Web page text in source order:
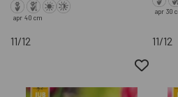
apr 40 cm
11/12
apr 30
11/12